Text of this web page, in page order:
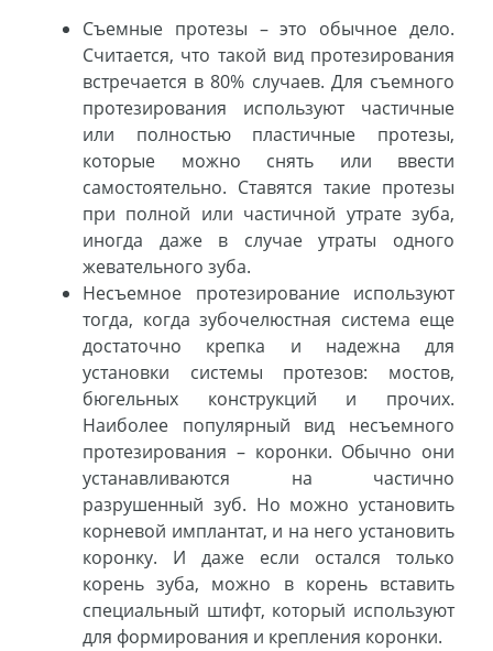
Съемные протезы – это обычное дело.
Считается, что такой вид протезирования
встречается в 80% случаев. Для съемного
протезирования используют частичные
или полностью пластичные протезы,
которые можно снять или ввести
самостоятельно. Ставятся такие протезы
при полной или частичной утрате зуба,
иногда даже в случае утраты одного
жевательного зуба.
Несъемное протезирование используют
тогда, когда зубочелюстная система еще
достаточно крепка и надежна для
установки системы протезов: мостов,
бюгельных конструкций и прочих.
Наиболее популярный вид несъемного
протезирования – коронки. Обычно они
устанавливаются на частично
разрушенный зуб. Но можно установить
корневой имплантат, и на него установить
коронку. И даже если остался только
корень зуба, можно в корень вставить
специальный штифт, который используют
для формирования и крепления коронки.